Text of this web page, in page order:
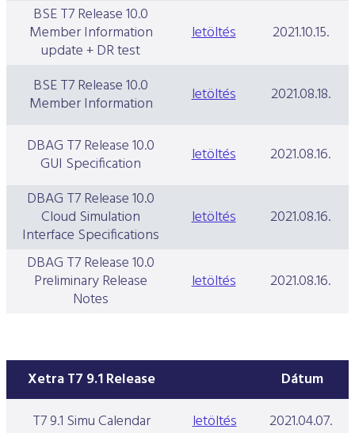
BSE T7 Release 10.0
Member Information
update + DR test
letöltés 2021.10.15.
BSE T7 Release 10.0
Member Information letöltés 2021.08.18.
DBAG T7 Release 10.0
GUI Specification letöltés
2021.08.16.
DBAG T7 Release 10.0
Cloud Simulation
Interface Specifications
letöltés
2021.08.16.
DBAG T7 Release 10.0
Preliminary Release
Notes
letöltés 2021.08.16.
Xetra T7 9.1 Release
Dátum
T7 9.1 Simu Calendar
letöltés
2021.04.07.